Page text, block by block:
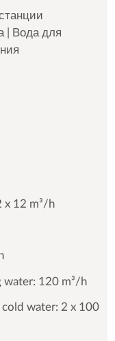
| Вода для
x 12 m³/h
water: 120 m³/h
water: 2 x 100